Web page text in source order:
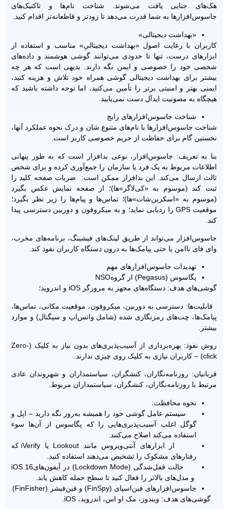
هک‌های جنایی یافت می‌شوند. شناخت نام‌ها و تاکتیک‌های
جاسوس‌افزارها به شما قدرت می‌دهد تا زودتر و قاطعانه‌تر اقدام کنید.
«بهداشت دیجیتالی»
کاربران با رعایت اصول «بهداشت دیجیتالیِ» مناسب و استفاده از
ابزارهای درست، تنها تا حدودی می‌توانند گوشی هوشمند و داده‌های
شخصی خود را خصوصی و ایمن نگه دارند. بدیهی است که هر چه
بیشتر برای بهداشت دیجیتالی گوشی همراه خود تلاش و هزینه کنید،
ایمنی بهتر و امنیتی برتر را تأمین می‌کنید، اما توجه داشته باشید که
هیچگاه به مصونیت ایدآل دست نمی‌یابید.
شناخت جاسوس‌افزارهای رایج
شناخت جاسوس‌افزارها با نام‌های متنوع شان و درک نحوه عملکرد آنها،
نخستین گام برای حفاظت از حریم خصوصی کاربر است.
بنا به تعریف: جاسوس‌افزار، نوعی بدافزار است که به طور پنهانی
اطلاعات مربوط به یک فرد یا سازمان را جمع‌‌آوری کرده و برای شخص
ثالث ارسال می‌کند. این بدافزار ممکن است: ضربات صفحه کلید را
ثبت کند (موسوم به «کی‌لاگر»ها)؛ از صفحه نمایش عکس بگیرد
(موسوم به «اسکرین‌شات»‌ها)؛ تماس‌ها و پیام‌ها را زیر نظر بگیرد؛
موقعیت GPS را ردیابی نماید؛ و به میکروفون و دوربین دسترسی پیدا
کند.
جاسوس‌افزار می‌تواند از طریق لینک‌های فیشینگ، برنامه‌های مخرب،
وای ‌فای ناامن یا حتی پیامک‌ها به درون دستگاه کاربران نفوذ کند.
تهدیدات جاسوس‌افزار‌های مهم
پگاسوس (Pegasus) از گروهNSO
گوشی‌های هدف: دستگاه‌های مجهز به مرورگر iOS و اندروید؛
قابلیت‌ها: دسترسی به دوربین، میکروفون، موقعیت مکانی، تماس‌ها،
پیامک‌ها، چت‌های رمزنگاری شده (شامل واتس‌اپ و سیگنال) و موارد
بیشتر.
روش نفوذ: بهره‌برداری از آسیب‌پذیری‌های بدون نیاز به کلیک (Zero-
click) – کاربران نیازی به کلیک روی چیزی ندارند.
قربانیان: روزنامه‌نگاران، کنشگران، سیاستمداران و شهروندان عادی
مرتبط با روزنامه‌نگاران، کنشگران، سیاستمداران مربوط.
نحوه محافظت:
سیستم عامل گوشی خود را همیشه به‌روز نگه دارید – اپل و
گوگل اغلب آسیب‌پذیری‌هایی را که پگاسوس از آن‌ها سوء
استفاده می‌کند اصلاح می‌کنند.
از ابزارهای آنتی‌‌ویروس مانند Lookout یا iVerify که
رفتارهای مشکوک را تشخیص می‌دهند استفاده کنید.
حالت قفل‌شدگی (Lockdown Mode) در آیفون‌هایiOS 16
و مدل‌های بالاتر را فعال کنید تا سطح حمله کاهش یابد.
جاسوس‌افزارهای فین‌اسپای (FinSpy) و فین‌‌فیشر (FinFisher)
گوشی‌های هدف: ویندوز، مک ‌او اس، اندروید، iOS.